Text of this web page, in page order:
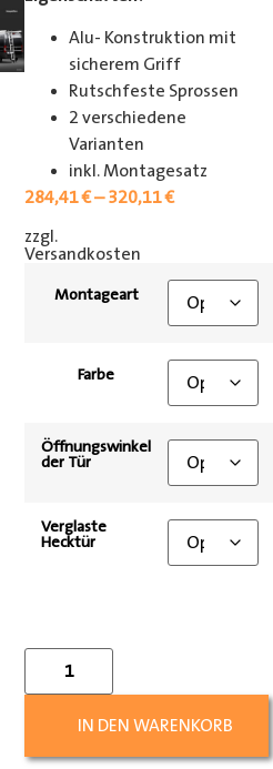
Alu- Konstruktion mit
sicherem Griff
Rutschfeste Sprossen
2 verschiedene
Varianten
inkl. Montagesatz
284,41€–320,11€
zzgl.
Versandkosten
Montageart
Farbe
Öffnungswinkel
der Tür
Verglaste
Hecktür
IN DEN WARENKORB